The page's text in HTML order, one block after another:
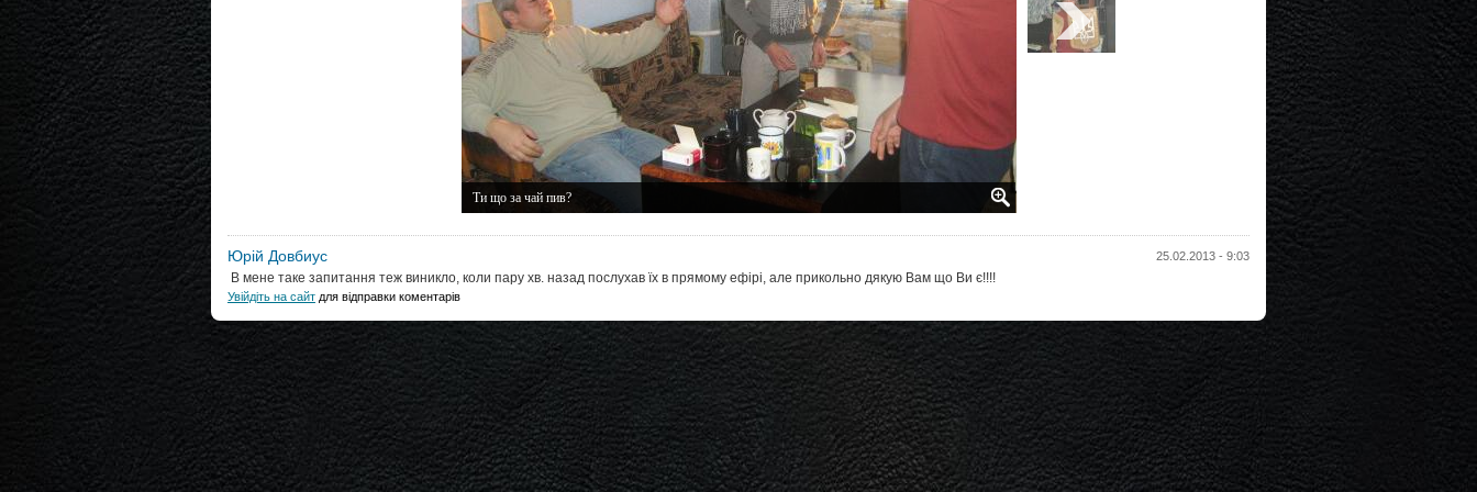
Ти що за чай пив?
25.02.2013 - 9:03
Юрій Довбиус
В мене таке запитання теж виникло, коли пару хв. назад послухав їх в прямому ефірі, але прикольно дякую Вам що Ви є!!!!
Увійдіть на сайт для відправки коментарів